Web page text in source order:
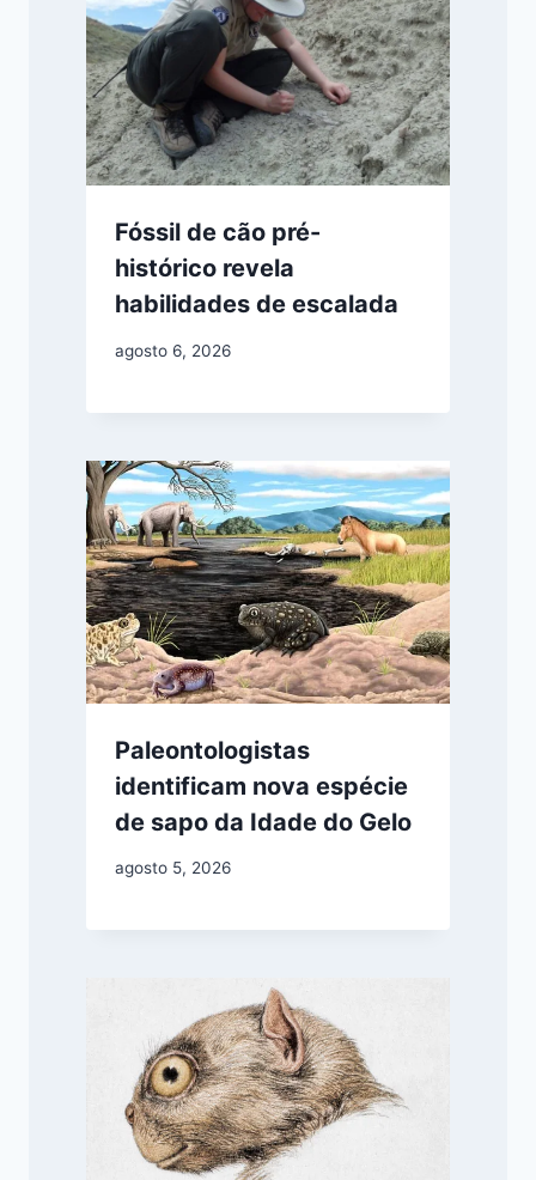
Fóssil de cão pré-
histórico revela
habilidades de escalada
agosto 6, 2026
Paleontologistas
identificam nova espécie
de sapo da Idade do Gelo
agosto 5, 2026